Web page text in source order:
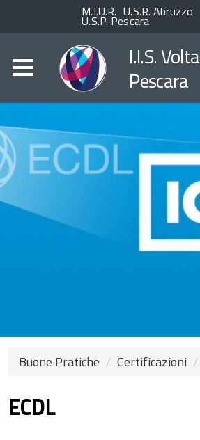
superiori
M.I.U.R. U.S.R. Abruzzo
U.S.P. Pescara
I.I.S. Volta
Pescara
Buone Pratiche Certificazioni
ECDL